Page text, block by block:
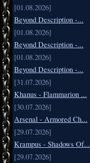
[01.08.2026]
Beyond Description -...
[01.08.2026]
Beyond Description -...
[01.08.2026]
Beyond Description -...
[31.07.2026]
Khanus - Flammarion ...
[30.07.2026]
Arsenal - Armored Ch...
[29.07.2026]
Krampus - Shadows Of...
[29.07.2026]